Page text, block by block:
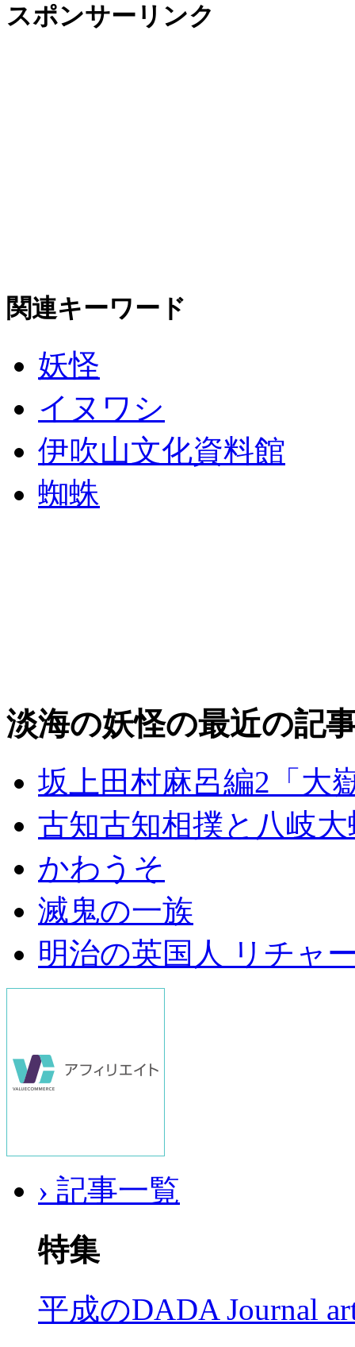
スポンサーリンク
関連キーワード
妖怪
イヌワシ
伊吹山文化資料館
蜘蛛
淡海の妖怪の最近の記
坂上田村麻呂編2「大
古知古知相撲と八岐大
かわうそ
滅鬼の一族
明治の英国人 リチャ
› 記事一覧
特集
平成のDADA Journal